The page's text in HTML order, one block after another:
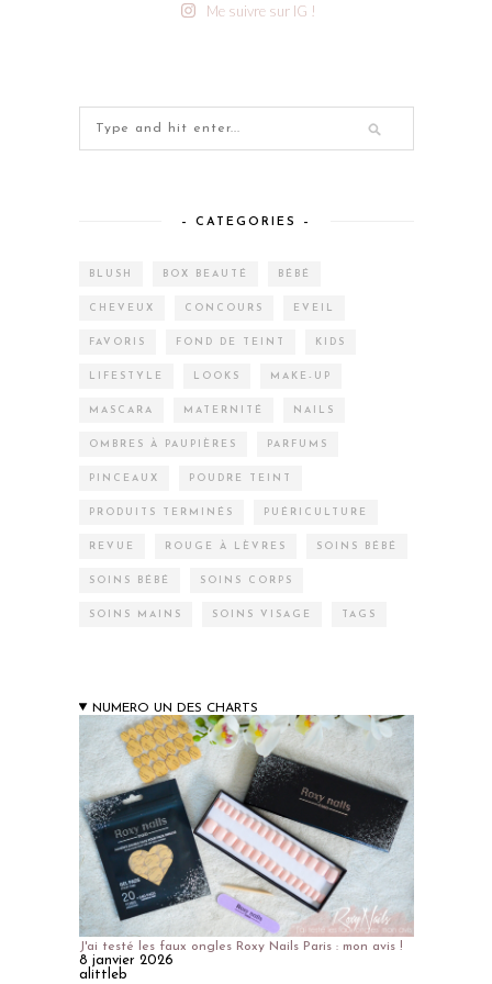
Me suivre sur IG !
– CATEGORIES –
BLUSH BOX BEAUTÉ BÉBÉ
CHEVEUX CONCOURS EVEIL
FAVORIS FOND DE TEINT KIDS
LIFESTYLE LOOKS MAKE-UP
MASCARA MATERNITÉ NAILS
OMBRES À PAUPIÈRES PARFUMS
PINCEAUX POUDRE TEINT
PRODUITS TERMINÉS PUÉRICULTURE
REVUE ROUGE À LÈVRES SOINS BÉBÉ
SOINS BÉBÉ SOINS CORPS
SOINS MAINS SOINS VISAGE TAGS
NUMERO UN DES CHARTS
J'ai testé les faux ongles Roxy Nails Paris : mon avis !
8 janvier 2026
alittleb